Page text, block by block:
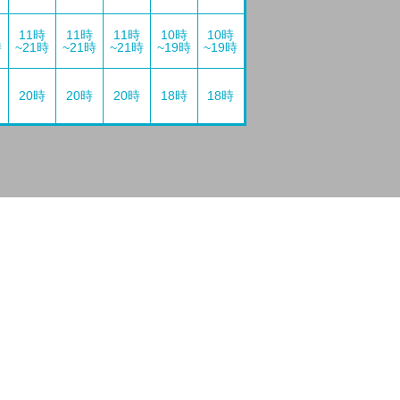
11時
~21時
11時
~21時
11時
~21時
10時
~19時
10時
~19時
20時 20時 20時 18時 18時